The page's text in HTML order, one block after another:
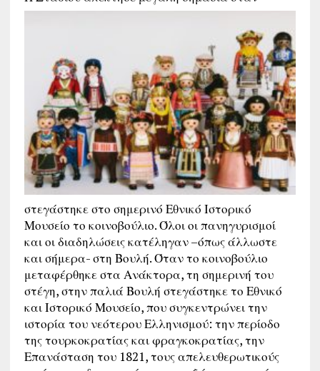
στεγάστηκε στο σημερινό Εθνικό Ιστορικό
Μουσείο το κοινοβούλιο. Όλοι οι πανηγυρισμοί
και οι διαδηλώσεις κατέληγαν –όπως άλλωστε
και σήμερα- στη Βουλή. Όταν το κοινοβούλιο
μεταφέρθηκε στα Ανάκτορα, τη σημερινή του
στέγη, στην παλιά Βουλή στεγάστηκε το Εθνικό
και Ιστορικό Μουσείο, που συγκεντρώνει την
ιστορία του νεότερου Ελληνισμού: την περίοδο
της τουρκοκρατίας και φραγκοκρατίας, την
Επανάσταση του 1821, τους απελευθερωτικούς